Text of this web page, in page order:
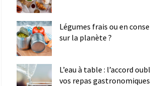
Légumes frais ou en
sur la planète ?
L’eau à table : l’accord
vos repas gastronomiques